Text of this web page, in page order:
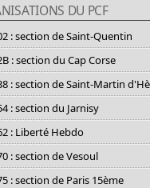
DU PCF
: section de Saint-Quentin
: section du Cap Corse
: section de Saint-Martin
: section du Jarnisy
: Liberté Hebdo
: section de Vesoul
: section de Paris 15ème